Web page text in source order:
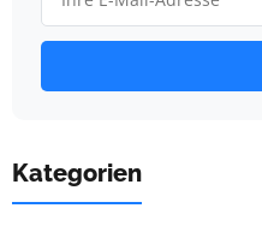
Kategorien